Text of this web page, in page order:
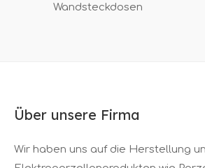
Wandsteckdosen
Über unsere Firma
Wir haben uns auf die Herstellung